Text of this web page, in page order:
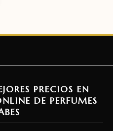
PRECIOS EN
DE PERFUMES